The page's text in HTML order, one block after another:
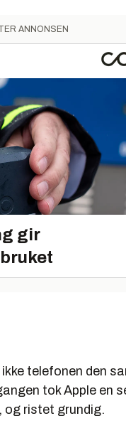
ANNONSEN
gir
telefonen den
tok Apple en
og ristet grundig.